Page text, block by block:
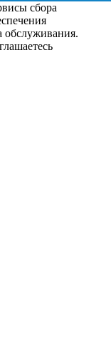
сбора
обслуживания.